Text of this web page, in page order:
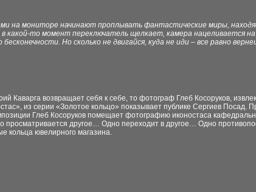
на мониторе начинают проплывать фантастические миры,
то момент переключатель щелкает, камера нацеливается
Но сколько не двигайся, куда не иди – все равно
Каварга возвращает себя к себе, то фотограф Глеб Косоруков,
из серии «Золотое кольцо» показывает публике Сергиев Посад.
Глеб Косоруков помещает фотографию иконостаса
просматривается другое… Одно переходит в другое… Одно
кольца ювелирного магазина.